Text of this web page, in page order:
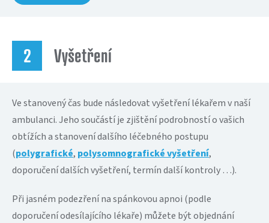
Vyšetření
Ve stanovený čas bude následovat vyšetření lékařem v naší
ambulanci. Jeho součástí je zjištění podrobností o vašich
obtížích a stanovení dalšího léčebného postupu
(polygrafické, polysomnografické vyšetření,
doporučení dalších vyšetření, termín další kontroly …).
Při jasném podezření na spánkovou apnoi (podle
doporučení odesílajícího lékaře) můžete být objednání